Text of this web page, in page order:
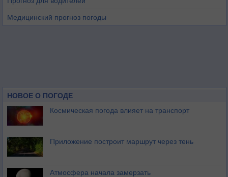
Медицинский прогноз погоды
НОВОЕ О ПОГОДЕ
Космическая погода влияет на транспорт
Приложение построит маршрут через тень
Атмосфера начала замерзать